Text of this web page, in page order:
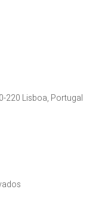
220 Lisboa, Portugal